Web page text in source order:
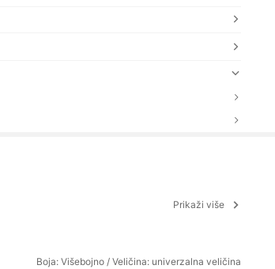
Prikaži više
Boja: Višebojno / Veličina: univerzalna veličina